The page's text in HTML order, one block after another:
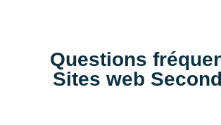
Questions
Sites web